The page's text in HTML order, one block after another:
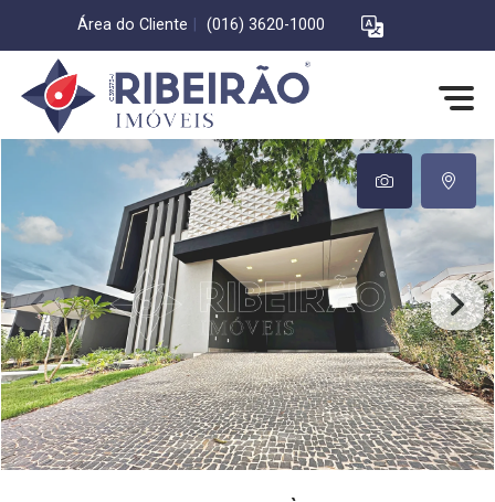
Área do Cliente (016) 3620-1000